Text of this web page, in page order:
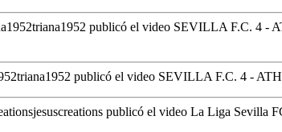
triana1952 publicó el video SEVILLA F.C. 4 -
triana1952 publicó el video SEVILLA F.C. 4 -
jesuscreations publicó el video La Liga Sevilla